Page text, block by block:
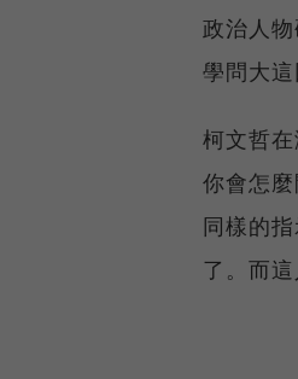
政治人
學問大
柯文哲
你會怎
同樣的
了。而